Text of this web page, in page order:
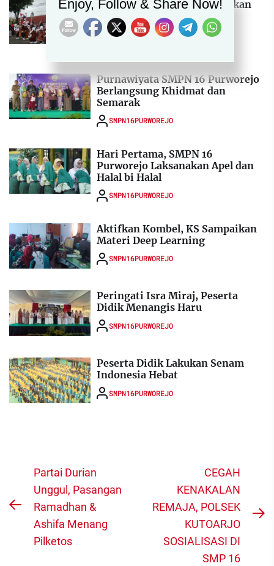
SMPN 16 Purworejo Meriahkan
Pawai Karnaval Kecamatan
Kutoarjo
Purnawiyata SMPN 16 Purworejo
Berlangsung Khidmat dan
Semarak
SMPN16PURWOREJO
Hari Pertama, SMPN 16
Purworejo Laksanakan Apel dan
Halal bi Halal
SMPN16PURWOREJO
Aktifkan Kombel, KS Sampaikan
Materi Deep Learning
SMPN16PURWOREJO
Peringati Isra Miraj, Peserta
Didik Menangis Haru
SMPN16PURWOREJO
Peserta Didik Lakukan Senam
Indonesia Hebat
SMPN16PURWOREJO
Navigasi
pos
Previous
Partai Durian
Unggul, Pasangan
Ramadhan &
Ashifa Menang
Pilketos
CEGAH
KENAKALAN
REMAJA, POLSEK
KUTOARJO
SOSIALISASI DI
SMP 16
Enjoy, Follow & Share Now!